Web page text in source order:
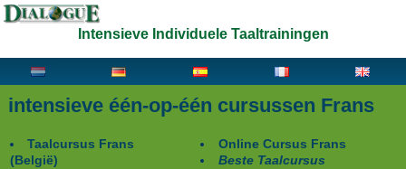
Intensieve Individuele Taaltrainingen
intensieve één-op-één cursussen Frans
Taalcursus Frans
(België)
Online Cursus Frans
Beste Taalcursus